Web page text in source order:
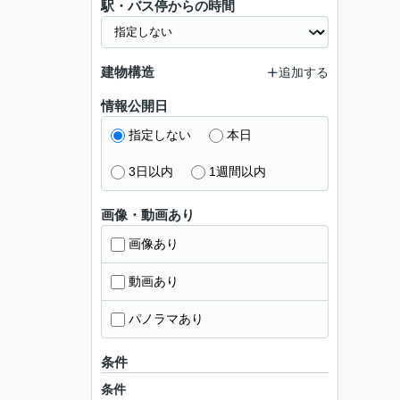
駅・バス停からの時間
建物構造 追加する
情報公開日
指定しない 本日
3日以内 1週間以内
画像・動画あり
画像あり
動画あり
パノラマあり
条件
条件